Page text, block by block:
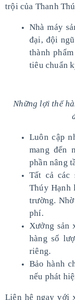
trội của Thanh
Nhà máy
đại, đội
thành
tiêu chuẩn
Những lợi thế
Luôn cập
mang đến
phần nâng
Tất cả các
Thúy Hạnh
trường.
phí.
Xưởng sản
hàng số
riêng.
Bảo hành
nếu phát
Liên hệ ngay với